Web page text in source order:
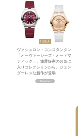
ヴァシュロン・コンスタンタン
「オーヴァーシーズ・オートマ
ティック」。旅愛好家のお気に
入りコレクションから、ジェン
ダーレスな新作が登場